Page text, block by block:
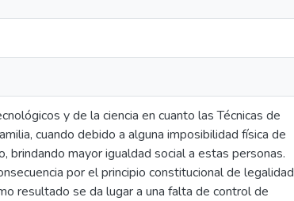
y de la ciencia en cuanto las Técnicas de
cuando debido a alguna imposibilidad física de
brindando mayor igualdad social a estas personas.
por el principio constitucional de legalidad
resultado se da lugar a una falta de control de